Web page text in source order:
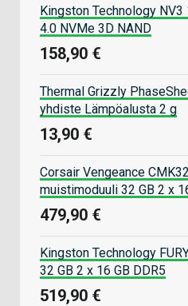
Kingston Technology
4.0 NVMe 3D NAND
158,90 €
Thermal Grizzly
yhdiste Lämpöalusta 2 g
13,90 €
Corsair Vengeance
muistimoduuli 32 GB 2 x
479,90 €
Kingston Technology
32 GB 2 x 16 GB DDR5
519,90 €